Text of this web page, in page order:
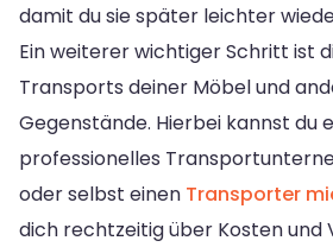
damit du sie später leichter
Ein weiterer wichtiger Schritt ist
Transports deiner Möbel und
Gegenstände. Hierbei kannst du
professionelles
oder selbst einen Transporter
dich rechtzeitig über Kosten